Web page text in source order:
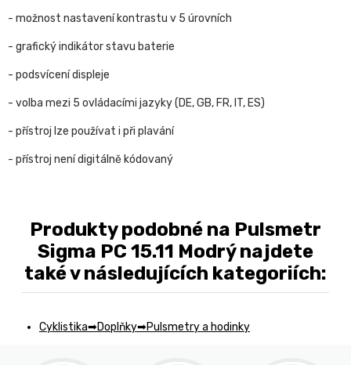
- možnost nastavení kontrastu v 5 úrovních
- grafický indikátor stavu baterie
- podsvícení displeje
- volba mezi 5 ovládacími jazyky (DE, GB, FR, IT, ES)
- přístroj lze používat i při plavání
- přístroj není digitálně kódovaný
Produkty podobné na Pulsmetr
Sigma PC 15.11 Modrý najdete
také v následujících kategoriích:
Cyklistika Doplňky Pulsmetry a hodinky